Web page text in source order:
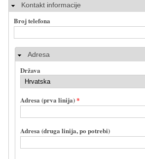
SakrijKontakt informacije
Broj telefona
Adresa
Država
Adresa (prva linija)*
Adresa (druga linija, po potrebi)